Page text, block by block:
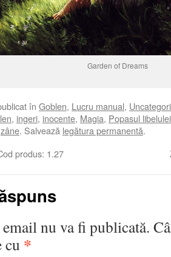
Garden of Dreams
în Goblen, Lucru manual,
, ingeri, inocente, Magia, Popasul libelulei
zâne. Salvează legătura permanentă.
produs: 1.27
nu va fi publicată.
cu *